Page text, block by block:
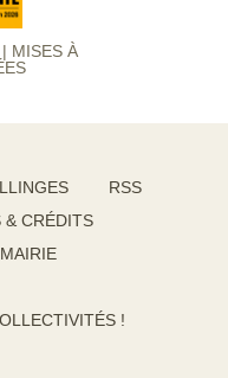
MISES À
RSS
& CRÉDITS
!